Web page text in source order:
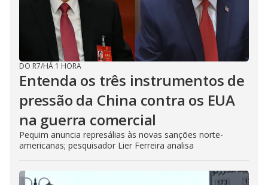
DO R7/HÁ 1 HORA
Entenda os três instrumentos de
pressão da China contra os EUA
na guerra comercial
Pequim anuncia represálias às novas sanções norte-
americanas; pesquisador Lier Ferreira analisa